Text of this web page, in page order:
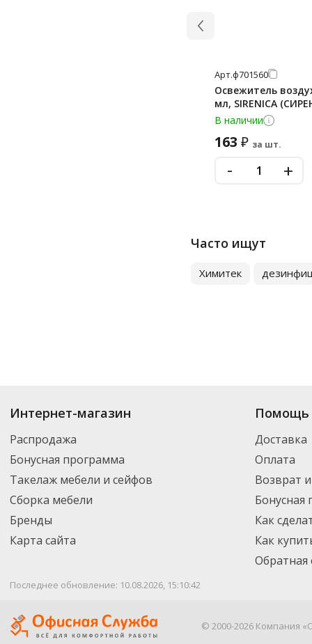
Арт.ф701560
Освежитель
мл, SIRENICA
В наличии
163 ₽ за шт.
- +
Часто ищут
Химитек
Купить до 76 929
новинки. Вы можете выбрать нужный товар и добавить его в корзину
России – партнерской транспортной компанией DPD. Для постоянных
Интернет-магазин
Распродажа
Бонусная программа
Такелаж мебели и сейфов
Сборка мебели
Бренды
Карта сайта
Помощь
Доставка
Оплата
Возврат
Бонусная
Как
Как
Обратная
Последнее обновление: 10.08.2026, 15:10:42
© 2000-2026 Компания